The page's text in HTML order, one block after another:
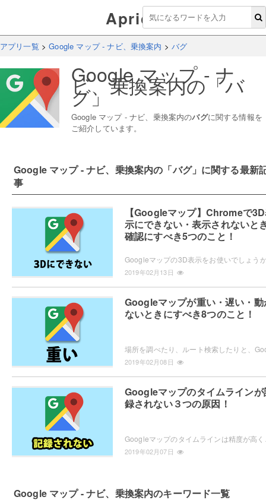
Aprico
アプリ一覧 >Google マップ - ナビ、乗換案内 > バグ
Google マップ - ナ
ビ、乗換案内の「バ
グ」
Google マップ - ナビ、乗換案内のバグに関する情報を
ご紹介しています。
Google マップ - ナビ、乗換案内の「バグ」に関する最新
事
【Googleマップ】Chromeで
示にできない・表示されないと
確認にすべき5つのこと！
2019年02月13日
Googleマップが重い・遅い・動
ないときにすべき8つのこと！
2019年02月08日
Googleマップのタイムラインが
録されない３つの原因！
2019年02月07日
Google マップ - ナビ、乗換案内のキーワード一覧